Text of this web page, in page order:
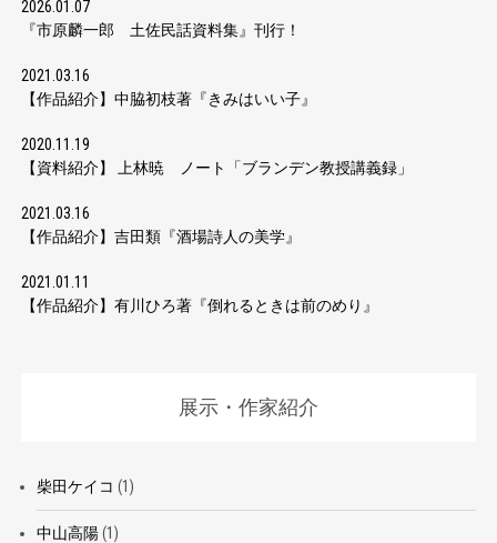
2026.01.07
『市原麟一郎 土佐民話資料集』刊行！
2021.03.16
【作品紹介】中脇初枝著『きみはいい子』
2020.11.19
【資料紹介】 上林暁 ノート「ブランデン教授講義録」
2021.03.16
【作品紹介】吉田類『酒場詩人の美学』
2021.01.11
【作品紹介】有川ひろ著『倒れるときは前のめり』
展示・作家紹介
柴田ケイコ (1)
中山高陽(1)